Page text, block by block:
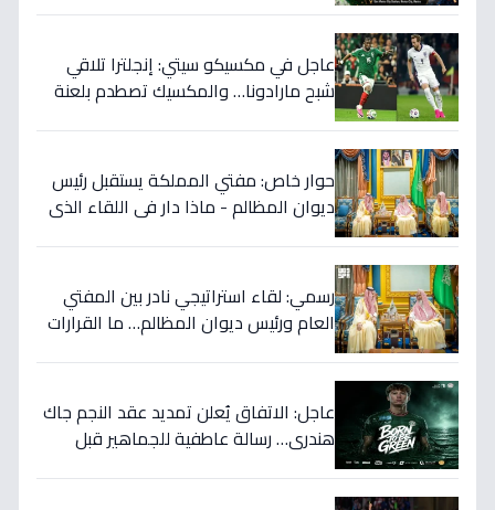
عاجل في مكسيكو سيتي: إنجلترا تلاقي
شبح مارادونا… والمكسيك تصطدم بلعنة
حوار خاص: مفتي المملكة يستقبل رئيس
ديوان المظالم - ماذا دار في اللقاء الذي
رسمي: لقاء استراتيجي نادر بين المفتي
العام ورئيس ديوان المظالم… ما القرارات
عاجل: الاتفاق يُعلن تمديد عقد النجم جاك
هندري… رسالة عاطفية للجماهير قبل